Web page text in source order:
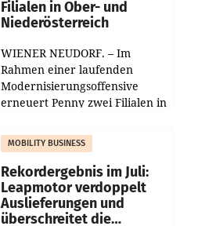
Filialen in Ober- und
Niederösterreich
WIENER NEUDORF. – Im
Rahmen einer laufenden
Modernisierungsoffensive
erneuert Penny zwei Filialen in
Die beiden Standorte liegen in
Haag sowie im rund
MOBILITY BUSINESS
Rekordergebnis im Juli:
Leapmotor verdoppelt
Auslieferungen und
überschreitet die